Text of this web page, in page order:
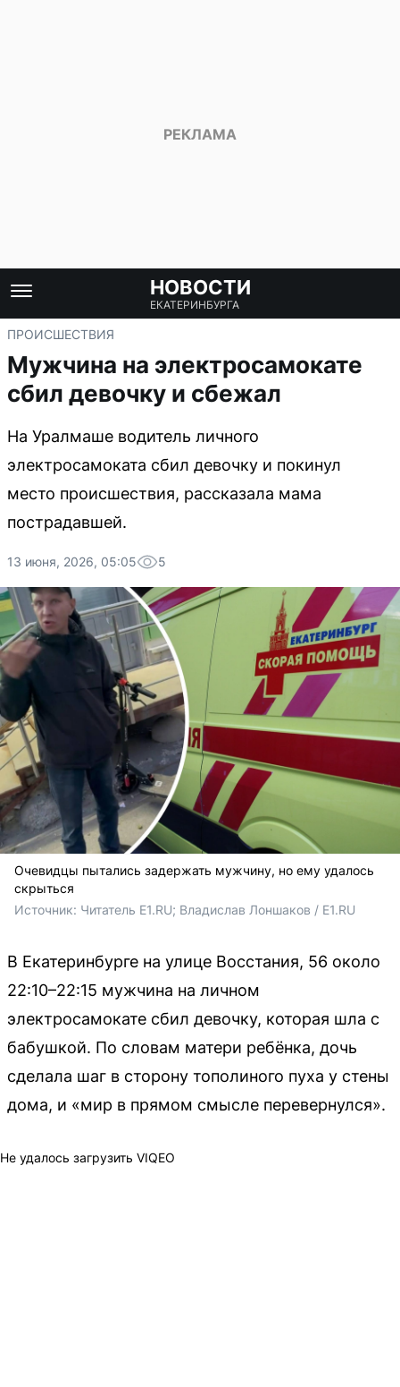
НОВОСТИ
ЕКАТЕРИНБУРГА
ПРОИСШЕСТВИЯ
Мужчина на электросамокате
сбил девочку и сбежал
На Уралмаше водитель личного
электросамоката сбил девочку и покинул
место происшествия, рассказала мама
пострадавшей.
13 июня, 2026, 05:05 5
Очевидцы пытались задержать мужчину, но ему удалось
скрыться
Источник: Читатель E1.RU; Владислав Лоншаков / E1.RU
В Екатеринбурге на улице Восстания, 56 около
22:10–22:15 мужчина на личном
электросамокате сбил девочку, которая шла с
бабушкой. По словам матери ребёнка, дочь
сделала шаг в сторону тополиного пуха у стены
дома, и «мир в прямом смысле перевернулся».
Не удалось загрузить VIQEO